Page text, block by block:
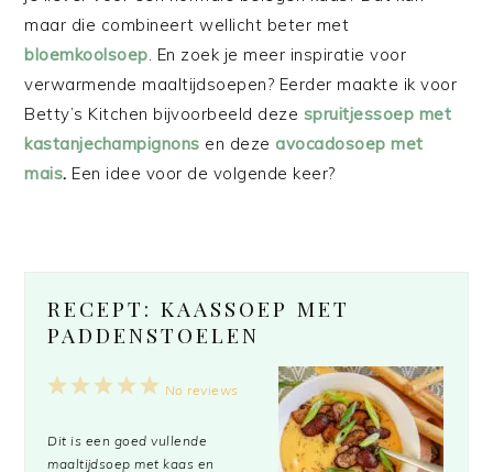
maar die combineert wellicht beter met
bloemkoolsoep . En zoek je meer inspiratie voor
verwarmende maaltijdsoepen? Eerder maakte ik voor
Betty’s Kitchen bijvoorbeeld deze spruitjessoep met
kastanjechampignons en dezeavocadosoep met
mais. Een idee voor de volgende keer?
RECEPT: KAASSOEP MET
PADDENSTOELEN
5
4
3
2
1
No reviews
Dit is een goed vullende
maaltijdsoep met kaas en